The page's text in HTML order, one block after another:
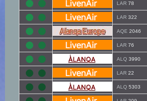
LAR 78
LAR 322
AQE 2046
LAR 76
ALQ 3990
LAR 22
ALQ 5303